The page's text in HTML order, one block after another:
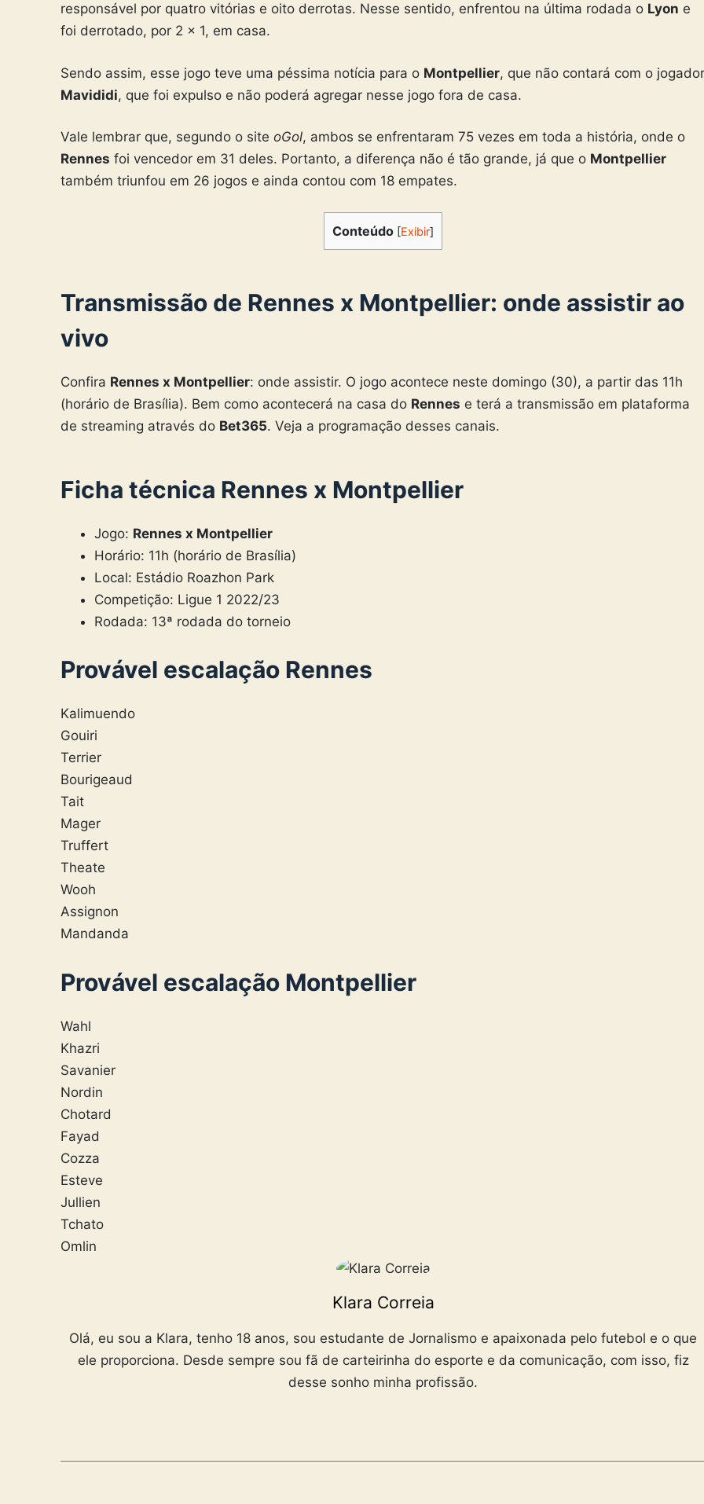
responsável por quatro vitórias e oito derrotas. Nesse sentido, enfrentou na última rodada o Lyon e
foi derrotado, por 2 x 1, em casa.
Sendo assim, esse jogo teve uma péssima notícia para o Montpellier, que não contará com o jogador
Mavididi, que foi expulso e não poderá agregar nesse jogo fora de casa.
Vale lembrar que, segundo o site oGol, ambos se enfrentaram 75 vezes em toda a história, onde o
Rennes foi vencedor em 31 deles. Portanto, a diferença não é tão grande, já que o Montpellier
também triunfou em 26 jogos e ainda contou com 18 empates.
Conteúdo [Exibir]
Transmissão de Rennes x Montpellier: onde assistir ao
vivo
Confira Rennes x Montpellier: onde assistir. O jogo acontece neste domingo (30), a partir das 11h
(horário de Brasília). Bem como acontecerá na casa do Rennes e terá a transmissão em plataforma
de streaming através do Bet365. Veja a programação desses canais.
Ficha técnica Rennes x Montpellier
Jogo: Rennes x Montpellier
Horário: 11h (horário de Brasília)
Local: Estádio Roazhon Park
Competição: Ligue 1 2022/23
Rodada: 13ª rodada do torneio
Provável escalação Rennes
Kalimuendo
Gouiri
Terrier
Bourigeaud
Tait
Mager
Truffert
Theate
Wooh
Assignon
Mandanda
Provável escalação Montpellier
Wahl
Khazri
Savanier
Nordin
Chotard
Fayad
Cozza
Esteve
Jullien
Tchato
Omlin
Klara Correia
Olá, eu sou a Klara, tenho 18 anos, sou estudante de Jornalismo e apaixonada pelo futebol e o que
ele proporciona. Desde sempre sou fã de carteirinha do esporte e da comunicação, com isso, fiz
desse sonho minha profissão.